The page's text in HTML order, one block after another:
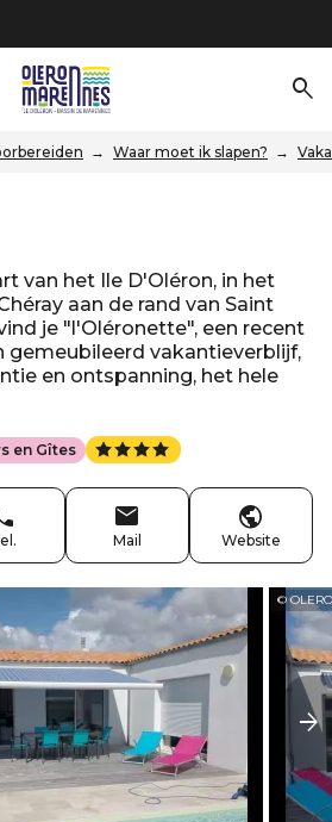
Waar moet ik slapen?
van het Ile D'Oléron, in het
aan de rand van Saint
je "l'Oléronette", een recent
gemeubileerd vakantieverblijf,
en ontspanning, het hele
en Gîtes
Mail Website
©